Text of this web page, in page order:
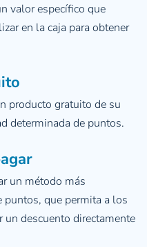
valor específico que
en la caja para obtener
producto gratuito de su
determinada de puntos.
un método más
puntos, que permita a los
un descuento directamente